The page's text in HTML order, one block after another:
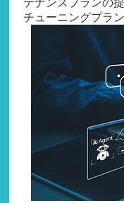
テナンスプランの
チューニングプラ